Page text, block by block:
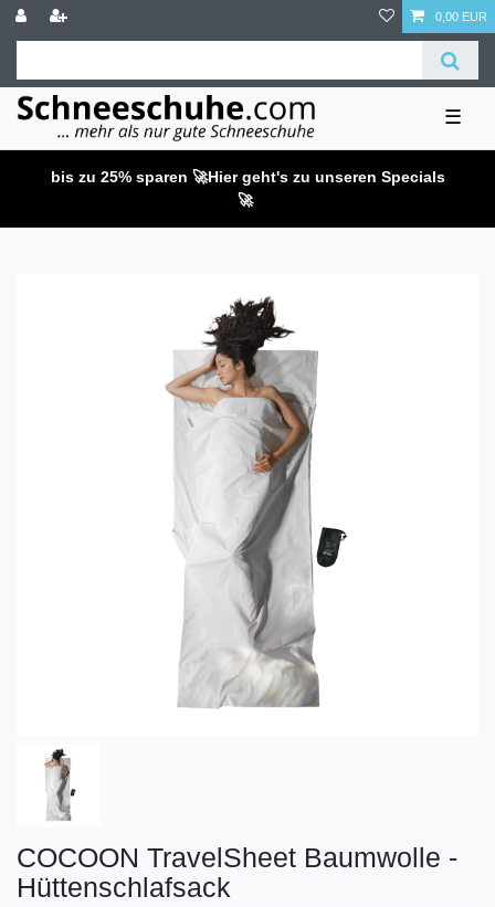
0,00 EUR
☰
bis zu 25% sparen 🚀Hier geht's zu unseren Specials
🚀
COCOON TravelSheet Baumwolle -
Hüttenschlafsack